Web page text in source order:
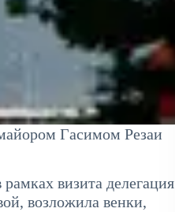
Гасимом Резаи
визита делегация
возложила венки,